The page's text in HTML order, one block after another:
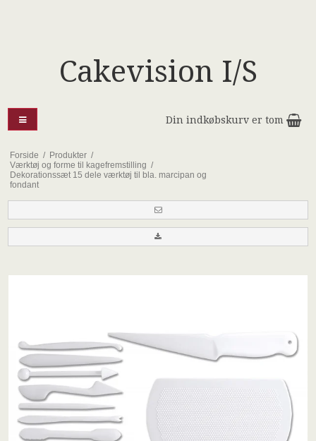
Cakevision I/S
Din indkøbskurv er tom
Forside / Produkter /
Værktøj og forme til kagefremstilling /
Dekorationssæt 15 dele værktøj til bla. marcipan og
fondant